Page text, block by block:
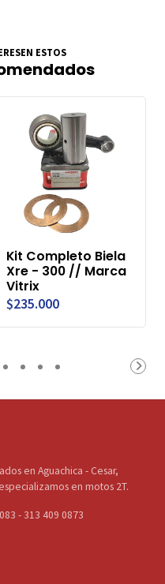
ESTOS
Kit Completo Biela
Xre - 300 // Marca
Vitrix
$235.000
en Aguachica - Cesar,
en motos 2T.
- 313 409 0873